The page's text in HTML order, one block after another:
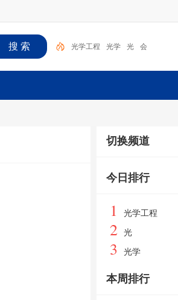
光学工程 光学 光 会
切换频道
今日排行
1 光学工程
2 光
3 光学
本周排行